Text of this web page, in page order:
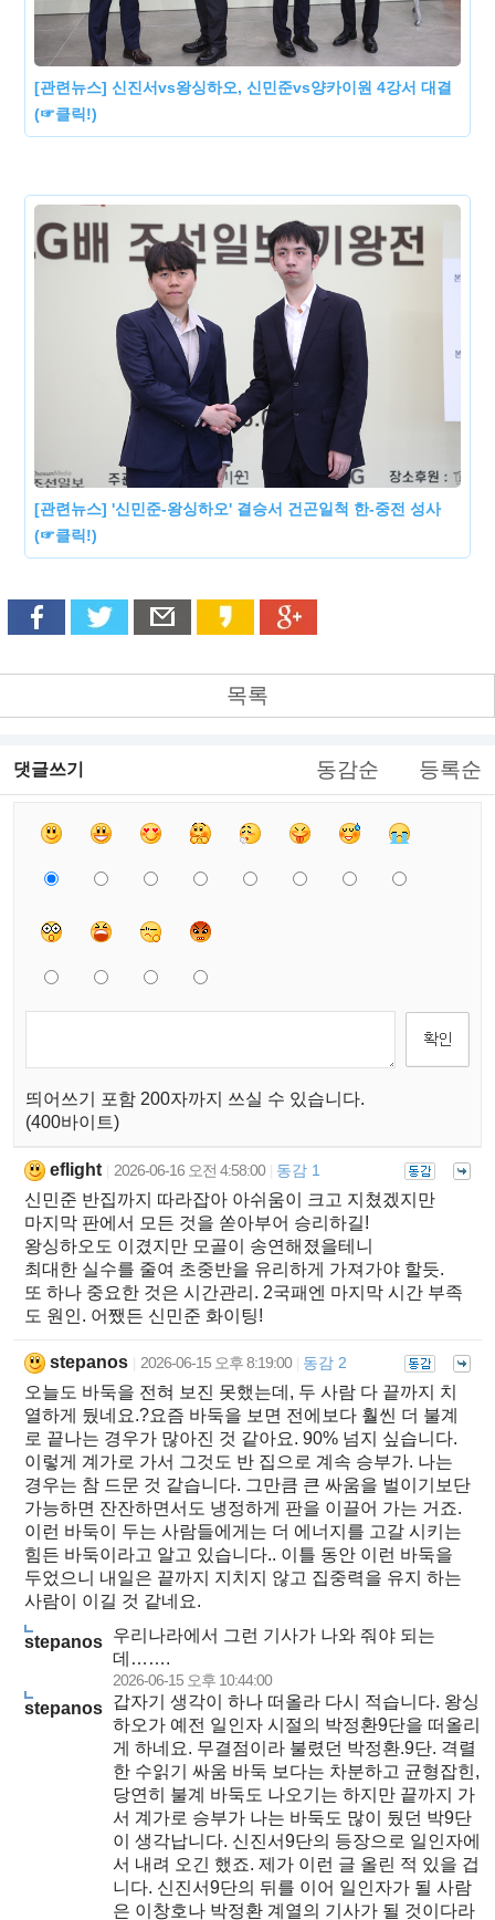
[관련뉴스] 신진서vs왕싱하오, 신민준vs양카이원 4강서 대결
(☞클릭!)
[관련뉴스] '신민준-왕싱하오' 결승서 건곤일척 한-중전 성사
(☞클릭!)
목록
댓글쓰기 동감순 등록순
띄어쓰기 포함 200자까지 쓰실 수 있습니다.
(400바이트)
eflight 2026-06-16 오전 4:58:00 동감 1
신민준 반집까지 따라잡아 아쉬움이 크고 지쳤겠지만
마지막 판에서 모든 것을 쏟아부어 승리하길!
왕싱하오도 이겼지만 모골이 송연해졌을테니
최대한 실수를 줄여 초중반을 유리하게 가져가야 할듯.
또 하나 중요한 것은 시간관리. 2국패엔 마지막 시간 부족
도 원인. 어쨌든 신민준 화이팅!
stepanos 2026-06-15 오후 8:19:00 동감 2
오늘도 바둑을 전혀 보진 못했는데, 두 사람 다 끝까지 치
열하게 뒀네요.?요즘 바둑을 보면 전에보다 훨씬 더 불계
로 끝나는 경우가 많아진 것 같아요. 90% 넘지 싶습니다.
이렇게 계가로 가서 그것도 반 집으로 계속 승부가. 나는
경우는 참 드문 것 같습니다. 그만큼 큰 싸움을 벌이기보단
가능하면 잔잔하면서도 냉정하게 판을 이끌어 가는 거죠.
이런 바둑이 두는 사람들에게는 더 에너지를 고갈 시키는
힘든 바둑이라고 알고 있습니다.. 이틀 동안 이런 바둑을
두었으니 내일은 끝까지 지치지 않고 집중력을 유지 하는
사람이 이길 것 같네요.
stepanos 우리나라에서 그런 기사가 나와 줘야 되는
데…….
2026-06-15 오후 10:44:00
stepanos 갑자기 생각이 하나 떠올라 다시 적습니다. 왕싱
하오가 예전 일인자 시절의 박정환9단을 떠올리
게 하네요. 무결점이라 불렸던 박정환.9단. 격렬
한 수읽기 싸움 바둑 보다는 차분하고 균형잡힌,
당연히 불계 바둑도 나오기는 하지만 끝까지 가
서 계가로 승부가 나는 바둑도 많이 뒀던 박9단
이 생각납니다. 신진서9단의 등장으로 일인자에
서 내려 오긴 했죠. 제가 이런 글 올린 적 있을 겁
니다. 신진서9단의 뒤를 이어 일인자가 될 사람
은 이창호나 박정환 계열의 기사가 될 것이다라